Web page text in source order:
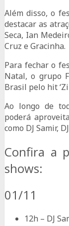
Além disso, o
destacar as
Seca, Ian
Cruz e Gracinha.
Para fechar o
Natal, o grupo
Brasil pelo hit
Ao longo de
poderá
como DJ Samir,
Confira a
shows:
01/11
12h – DJ